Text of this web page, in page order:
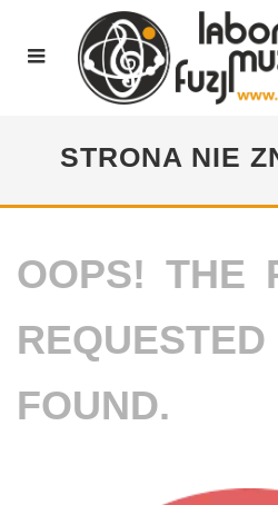
STRONA NIE
OOPS! THE
FOUND.